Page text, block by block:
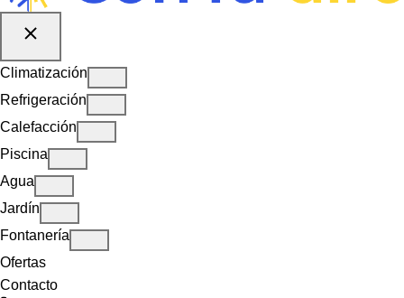
Climatización
Refrigeración
Calefacción
Piscina
Agua
Jardín
Fontanería
Ofertas
Contacto